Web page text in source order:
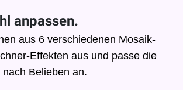
anpassen.
aus 6 verschiedenen Mosaik-
Effekten aus und passe die
nach Belieben an.